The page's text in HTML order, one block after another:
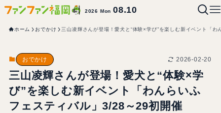
2026 Mon08.10
ホーム おでかけ 三山凌輝さんが登場！愛犬と“体験×学び”を楽しむ新イベント「
おでかけ 2026-02-20
三山凌輝さんが登場！愛犬と“体験×学
び”を楽しむ新イベント「わんらいふ
フェスティバル」3/28～29初開催